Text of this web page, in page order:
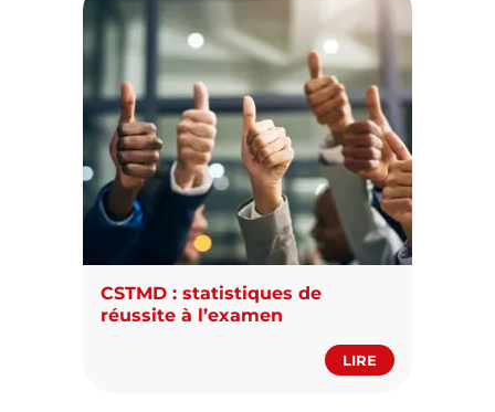
CSTMD : statistiques de
réussite à l’examen
LIRE